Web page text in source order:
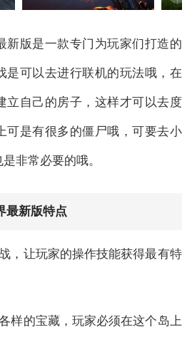
新版是一款专门为玩家们打造的
是可以去进行联机的玩法哦，在
立自己的房子，这样才可以去度
可是有很多的僵尸哦，可要去小
非常必要的哦。
最新版特点
，让玩家的操作技能获得最有特
样的宝藏，玩家必须在这个岛上